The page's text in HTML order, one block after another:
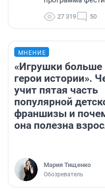
27 319 50
МНЕНИЕ
«Игрушки больше
герои истории».
учит пятая часть
популярной
франшизы и
она полезна
Мария Тищенко
Обозреватель